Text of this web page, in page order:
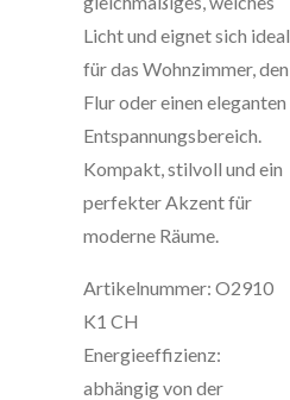
Licht und eignet sich ideal
für das Wohnzimmer, den
Flur oder einen eleganten
Entspannungsbereich.
Kompakt, stilvoll und ein
perfekter Akzent für
moderne Räume.
Artikelnummer: O2910
K1 CH
Energieeffizienz:
abhängig von der